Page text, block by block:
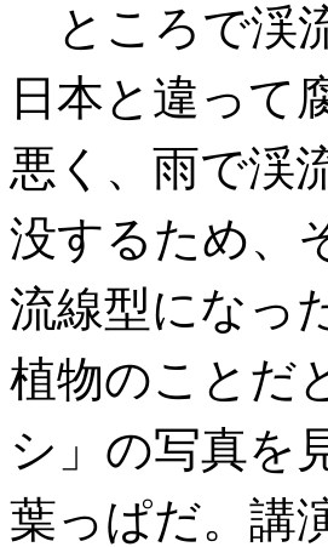
ところで渓
日本と違って
悪く、雨で渓
没するため、
流線型になっ
植物のことだ
シ」の写真を
葉っぱだ。講